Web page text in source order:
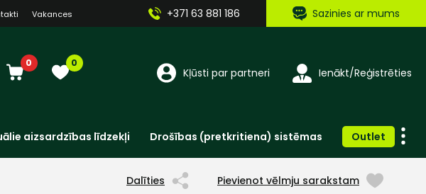
Vakances +371 63 881 186 Sazinies ar mums
0 0
Kļūsti par partneri Ienākt/Reģistrēties
aizsardzības līdzekļi Drošības (pretkritiena) sistēmas Outlet
Dalīties Pievienot vēlmju sarakstam